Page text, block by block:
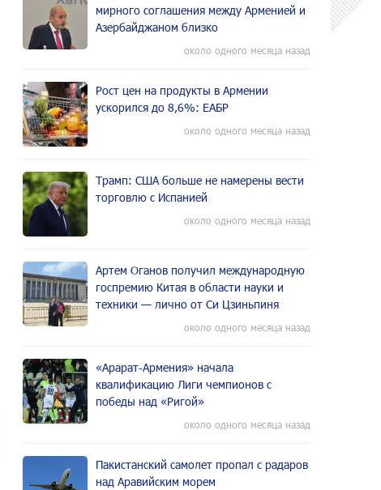
мирного соглашения между Арменией и
Азербайджаном близко
около одного месяца назад
Рост цен на продукты в Армении
ускорился до 8,6%: ЕАБР
около одного месяца назад
Трамп: США больше не намерены вести
торговлю с Испанией
около одного месяца назад
Артем Оганов получил международную
госпремию Китая в области науки и
техники — лично от Си Цзиньпиня
около одного месяца назад
«Арарат‑Армения» начала
квалификацию Лиги чемпионов с
победы над «Ригой»
около одного месяца назад
Пакистанский самолет пропал с радаров
над Аравийским морем